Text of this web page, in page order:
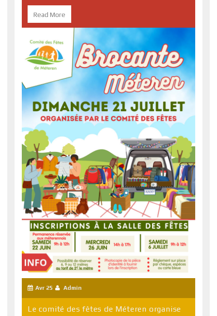
Read More
Avr 25 Admin
Le comité des fêtes de Méteren organise